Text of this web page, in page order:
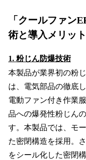
「クールファン
術と導入メリット
1. 粉じん防爆技術
本製品が業界初の粉
は、電気部品の徹底
電動ファン付き作業
品への爆発性粉じん
す。本製品では、モ
た密閉構造を採用。
をシール化した密閉